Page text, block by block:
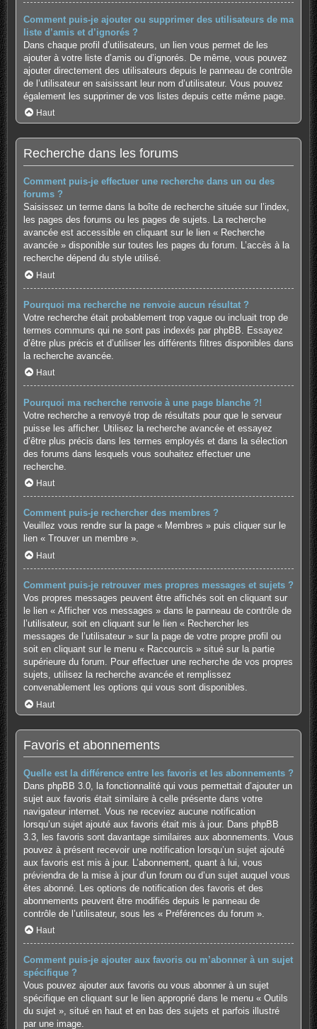
Comment puis-je ajouter ou supprimer des utilisateurs de ma
liste d’amis et d’ignorés ?
Dans chaque profil d’utilisateurs, un lien vous permet de les
ajouter à votre liste d’amis ou d’ignorés. De même, vous pouvez
ajouter directement des utilisateurs depuis le panneau de contrôle
de l’utilisateur en saisissant leur nom d’utilisateur. Vous pouvez
également les supprimer de vos listes depuis cette même page.
Haut
Recherche dans les forums
Comment puis-je effectuer une recherche dans un ou des
forums ?
Saisissez un terme dans la boîte de recherche située sur l’index,
les pages des forums ou les pages de sujets. La recherche
avancée est accessible en cliquant sur le lien « Recherche
avancée » disponible sur toutes les pages du forum. L’accès à la
recherche dépend du style utilisé.
Haut
Pourquoi ma recherche ne renvoie aucun résultat ?
Votre recherche était probablement trop vague ou incluait trop de
termes communs qui ne sont pas indexés par phpBB. Essayez
d’être plus précis et d’utiliser les différents filtres disponibles dans
la recherche avancée.
Haut
Pourquoi ma recherche renvoie à une page blanche ?!
Votre recherche a renvoyé trop de résultats pour que le serveur
puisse les afficher. Utilisez la recherche avancée et essayez
d’être plus précis dans les termes employés et dans la sélection
des forums dans lesquels vous souhaitez effectuer une
recherche.
Haut
Comment puis-je rechercher des membres ?
Veuillez vous rendre sur la page « Membres » puis cliquer sur le
lien « Trouver un membre ».
Haut
Comment puis-je retrouver mes propres messages et sujets ?
Vos propres messages peuvent être affichés soit en cliquant sur
le lien « Afficher vos messages » dans le panneau de contrôle de
l’utilisateur, soit en cliquant sur le lien « Rechercher les
messages de l’utilisateur » sur la page de votre propre profil ou
soit en cliquant sur le menu « Raccourcis » situé sur la partie
supérieure du forum. Pour effectuer une recherche de vos propres
sujets, utilisez la recherche avancée et remplissez
convenablement les options qui vous sont disponibles.
Haut
Favoris et abonnements
Quelle est la différence entre les favoris et les abonnements ?
Dans phpBB 3.0, la fonctionnalité qui vous permettait d’ajouter un
sujet aux favoris était similaire à celle présente dans votre
navigateur internet. Vous ne receviez aucune notification
lorsqu’un sujet ajouté aux favoris était mis à jour. Dans phpBB
3.3, les favoris sont davantage similaires aux abonnements. Vous
pouvez à présent recevoir une notification lorsqu’un sujet ajouté
aux favoris est mis à jour. L’abonnement, quant à lui, vous
préviendra de la mise à jour d’un forum ou d’un sujet auquel vous
êtes abonné. Les options de notification des favoris et des
abonnements peuvent être modifiés depuis le panneau de
contrôle de l’utilisateur, sous les « Préférences du forum ».
Haut
Comment puis-je ajouter aux favoris ou m’abonner à un sujet
spécifique ?
Vous pouvez ajouter aux favoris ou vous abonner à un sujet
spécifique en cliquant sur le lien approprié dans le menu « Outils
du sujet », situé en haut et en bas des sujets et parfois illustré
par une image.